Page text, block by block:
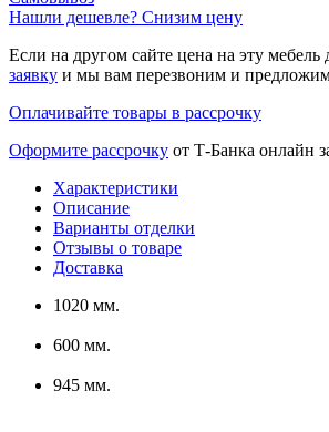
Нашли дешевле? Снизим цену
Если на другом сайте цена на эту мебель
заявку и мы вам перезвоним и
Оплачивайте товары в рассрочку
Оформите рассрочку от Т-Банка онлайн
Характеристики
Описание
Варианты отделки
Отзывы о товаре
Доставка
1020 мм.
600 мм.
945 мм.